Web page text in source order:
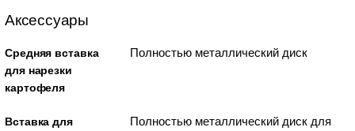
Аксессуары
Средняя вставка
для нарезки
картофеля
Полностью металлический диск
Вставка для
Полностью металлический диск для